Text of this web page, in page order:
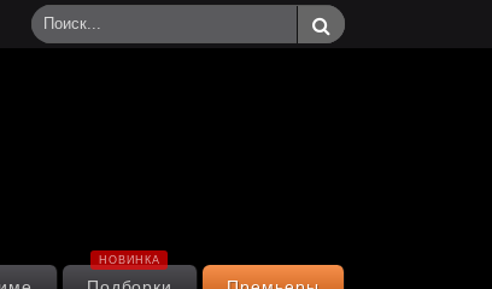
НОВИНКА